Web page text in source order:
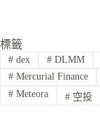
標籤
#dex #DLMM
#Mercurial Finance
#Meteora #空投